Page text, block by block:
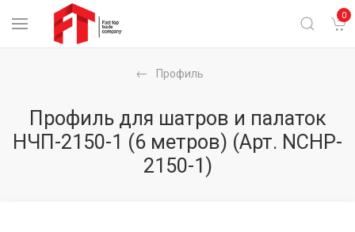
0
Профиль
Профиль для шатров и палаток
НЧП-2150-1 (6 метров) (Арт. NCHP-
2150-1)